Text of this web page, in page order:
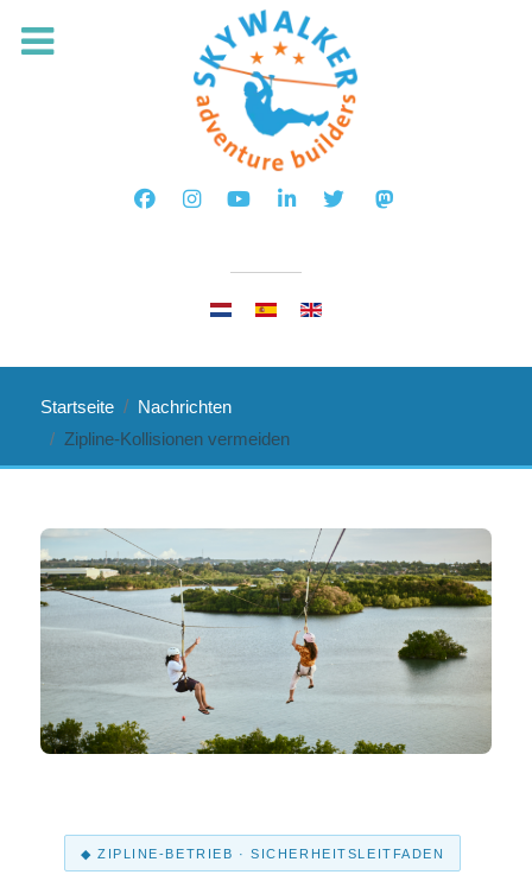
Startseite
Nachrichten
Zipline-Kollisionen vermeiden
◆ ZIPLINE-BETRIEB · SICHERHEITSLEITFADEN